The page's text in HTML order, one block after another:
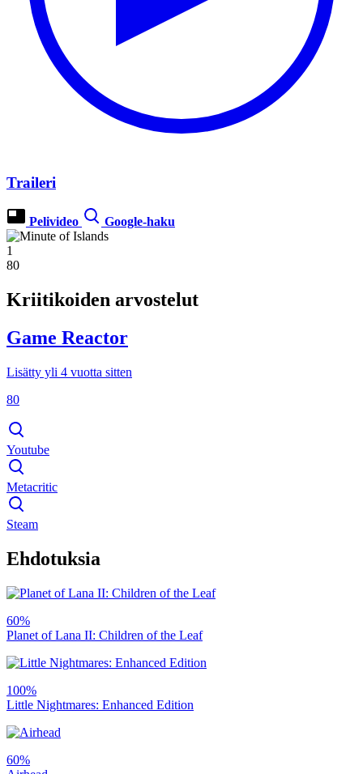
Traileri
Pelivideo Google-haku
1
80
Kriitikoiden arvostelut
Game Reactor
Lisätty yli 4 vuotta sitten
80
Youtube
Metacritic
Steam
Ehdotuksia
60%
Planet of Lana II: Children of the Leaf
100%
Little Nightmares: Enhanced Edition
60%